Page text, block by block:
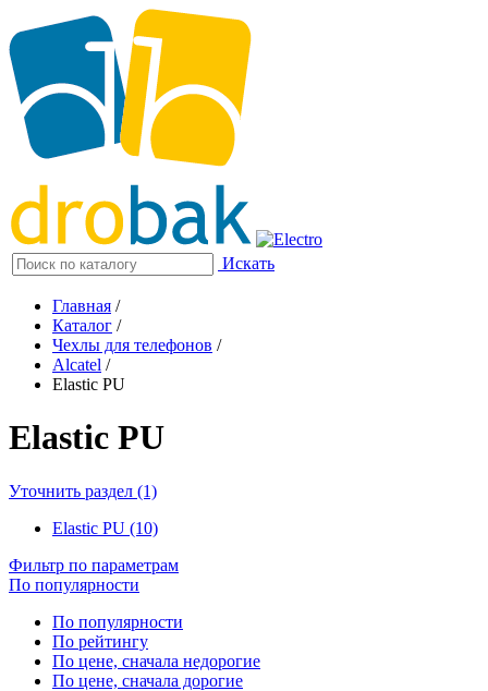
Искать
Главная /
Каталог /
Чехлы для телефонов /
Alcatel /
Elastic PU
Elastic PU
Уточнить раздел (1)
Elastic PU (10)
Фильтр по параметрам
По популярности
По популярности
По рейтингу
По цене, сначала недорогие
По цене, сначала дорогие